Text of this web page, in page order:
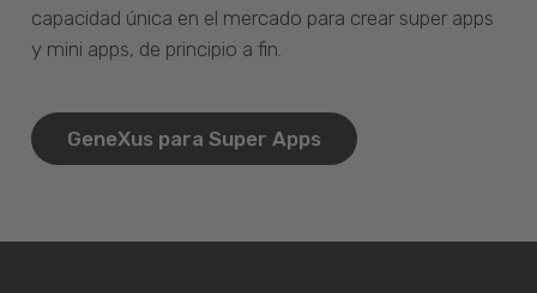
capacidad única en el mercado para crear super apps
y mini apps, de principio a fin.
GeneXus para Super Apps